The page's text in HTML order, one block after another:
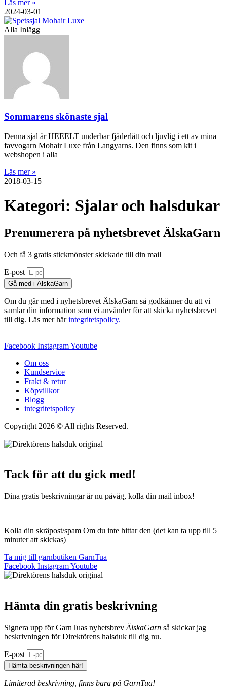
Läs mer »
2024-03-01
Alla Inlägg
Sommarens skönaste sjal
Denna sjal är HEEELT underbar fjäderlätt och ljuvlig i ett av mina
favvogarn Mohair Luxe från Langyarns. Den finns som kit i
webshopen i alla
Läs mer »
2018-03-15
Kategori: Sjalar och halsdukar
Prenumerera på nyhetsbrevet ÄlskaGarn
Och få 3 gratis stickmönster skickade till din mail
E-post
Gå med i ÄlskaGarn
Om du går med i nyhetsbrevet ÄlskaGarn så godkänner du att vi
samlar din information som vi använder för att skicka nyhetsbrevet
till dig. Läs mer härintegritetspolicy.
Facebook InstagramYoutube
Om oss
Kundservice
Frakt & retur
Köpvillkor
Blogg
integritetspolicy
Copyright 2026 © All rights Reserved.
Tack för att du gick med!
Dina gratis beskrivningar är nu påväg, kolla din mail inbox!
Kolla din skräpost/spam Om du inte hittar den (det kan ta upp till 5
minuter att skickas)
Ta mig till garnbutiken GarnTua
Facebook InstagramYoutube
Hämta din gratis beskrivning
Signera upp för GarnTuas nyhetsbrev ÄlskaGarn så skickar jag
beskrivningen för Direktörens halsduk till dig nu.
E-post
Hämta beskrivningen här!
Limiterad beskrivning, finns bara på GarnTua!